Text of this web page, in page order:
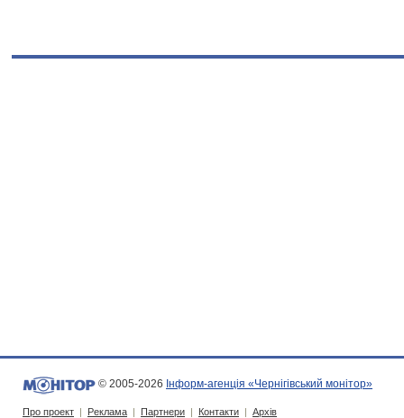
© 2005-2026 Інформ-агенція «Чернігівський монітор»
Про проект | Реклама | Партнери | Контакти | Архів